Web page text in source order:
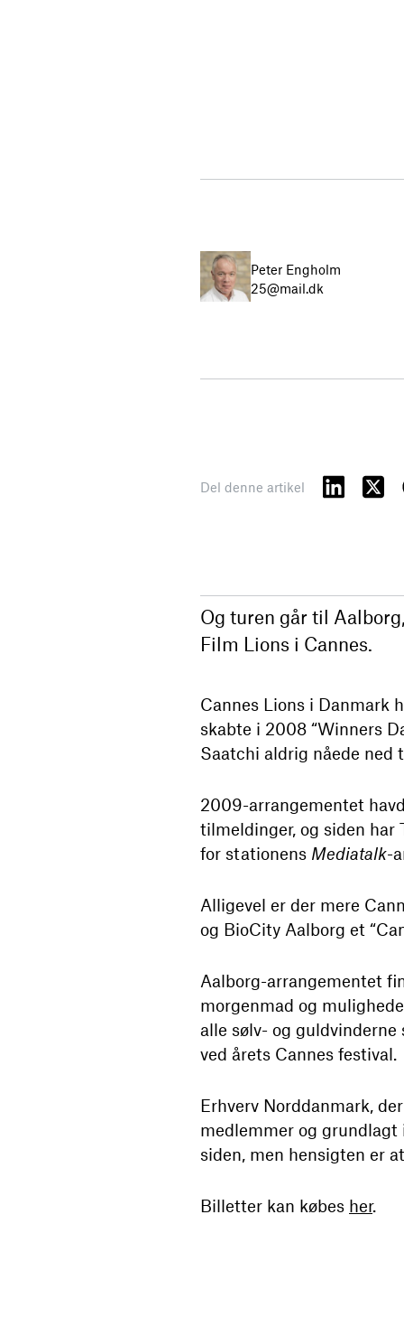
Peter Engholm
25@mail.dk
Del denne artikel
Og turen går til
Film Lions i Cannes.
Cannes Lions i Danmark
skabte i 2008 “Winners
Saatchi aldrig nåede ned
2009-arrangementet
tilmeldinger, og siden
for stationens Mediatalk-
Alligevel er der mere
og BioCity Aalborg et
Aalborg-arrangementet
morgenmad og
alle sølv- og guldvinderne
ved årets Cannes festival.
Erhverv Norddanmark,
medlemmer og grundlagt
siden, men hensigten er
Billetter kan købes her.